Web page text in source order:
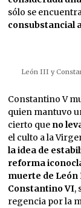
sólo se
consubstancial
León III y
Constantino V
quien mantuvo
cierto que no
el culto a la
la idea de
reforma
muerte de León
Constantino VI,
regencia por la